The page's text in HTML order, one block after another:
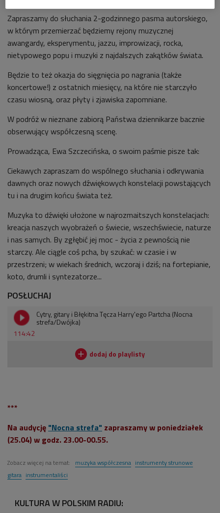
Zapraszamy do słuchania 2-godzinnego pasma autorskiego,
w którym przemierzać będziemy rejony muzycznej
awangardy, eksperymentu, jazzu, improwizacji, rocka,
nietypowego popu i muzyki z najdalszych zakątków świata.
Będzie to też okazja do sięgnięcia po nagrania (także
koncertowe!) z ostatnich miesięcy, na które nie starczyło
czasu wiosną, oraz płyty i zjawiska zapomniane.
W podróż w nieznane zabiorą Państwa dziennikarze bacznie
obserwujący współczesną scenę.
Prowadząca, Ewa Szczecińska, o swoim paśmie pisze tak:
Ciekawych zapraszam do wspólnego słuchania i odkrywania
dawnych oraz nowych dźwiękowych konstelacji powstających
tu i na drugim końcu świata też.
Muzyka to dźwięki ułożone w najrozmaitszych konstelacjach:
kreacja naszych wyobrażeń o świecie, wszechświecie, naturze
i nas samych. By zgłębić jej moc - życia z pewnością nie
starczy. Ale ciągle coś pcha, by szukać: w czasie i w
przestrzeni; w wiekach średnich, wczoraj i dziś; na fortepianie,
koto, drumli i syntezatorze...
POSŁUCHAJ
114:42
Cytry, gitary i Błękitna Tęcza Harry'ego Partcha (Nocna
strefa/Dwójka)
***
Na audycję "Nocna strefa" zapraszamy w poniedziałek
(25.04) w godz. 23.00-00.55.
Zobacz więcej na temat: muzyka współczesna instrumenty strunowe
gitara instrumentaliści
KULTURA W POLSKIM RADIU: